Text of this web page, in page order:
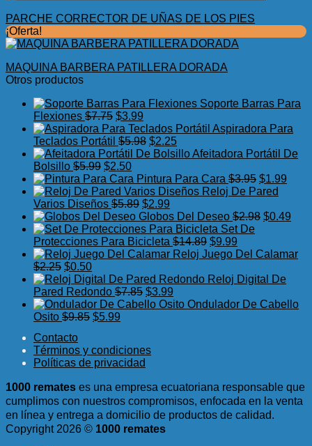
PARCHE CORRECTOR DE UÑAS DE LOS PIES
¡Oferta!
MAQUINA BARBERA PATILLERA DORADA
Otros productos
Soporte Barras Para
Flexiones $7.75 El
precio
original
era:
$7.75.
$3.99
precio
actual
es:
Aspiradora Para
Teclados Portátil $5.98 El
precio
era:
$5.98.
$2.25El
precio
es:
$2.25.
Afeitadora Portátil De
Bolsillo $5.99 El
precio
original
era:
$5.99.
$2.50El
precio
actual
es:
$2.50.
Pintura Para Cara $3.95 El
precio
era:
$1.99
es:
Reloj De Pared
Varios Diseños $5.89 El
precio
original
era:
$5.89.
$2.99
precio
actual
es:
$2.99.
Globos Del Deseo $2.98 El
era:
$0.49
es:
Set De
Protecciones Para Bicicleta $14.89 El
precio
era:
$9.99
precio
es:
Reloj Juego Del Calamar
$2.25 El
precio
original
era:
$2.25.
$0.50El
precio
actual
es:
$0.50.
Reloj Digital De
Pared Redondo $7.85 El
precio
$3.99
precioOndulador De Cabello
Osito $9.85 El
era:
$9.85.
$5.99
es:
$5.99.
Contacto
Términos y condiciones
Políticas de privacidad
1000 remates es una empresa ecuatoriana responsable que
cumplimos con nuestros compromisos, enfocada en la venta
en línea y entrega a domicilio de productos de calidad.
Copyright 2026 © 1000 remates